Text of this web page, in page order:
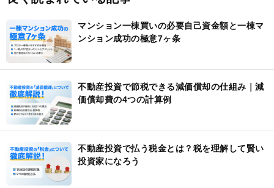
マンション一棟買いの必要自己資金額と一棟マ
ンション成功の極意7ヶ条
不動産投資で節税できる減価償却の仕組み｜減
価償却費の4つの計算例
不動産投資で払う税金とは？税を理解して賢い
投資家になろう